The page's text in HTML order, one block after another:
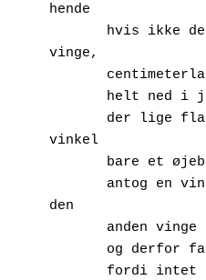
hende
vinge,
helt ned
vinkel
bare et
den
       anden vinge
og
fordi